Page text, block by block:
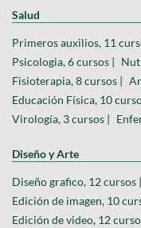
Salud
Primeros auxilios, 11
Psicologia, 6 cursos |
Fisioterapia, 8 cursos |
Educación Física, 10
Virología, 3 cursos |
Diseño y Arte
Diseño grafico, 12 cursos |
Edición de imagen, 10
Edición de video, 12